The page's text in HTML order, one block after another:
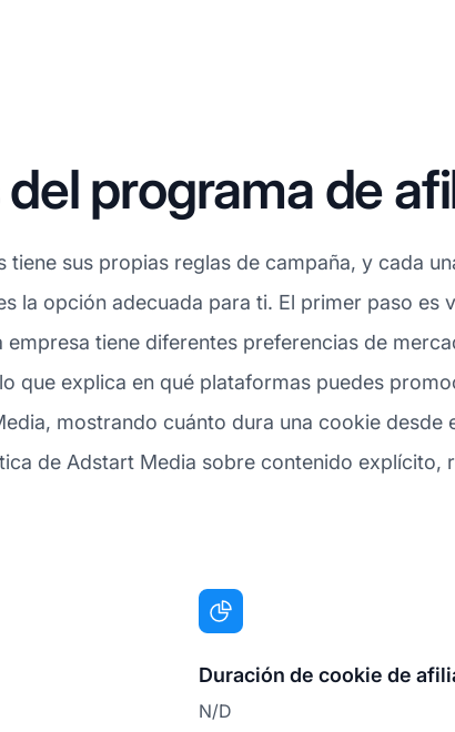
programa de
tiene sus propias reglas de campaña, y cada
la opción adecuada para ti. El primer paso
tiene diferentes preferencias de
que explica en qué plataformas puedes
mostrando cuánto dura una cookie
de Adstart Media sobre contenido explícito,
Duración de cookie de
N/D